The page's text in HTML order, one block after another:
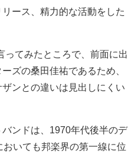
ース、精力的な活動をした
ってみたところで、前面に出
ズの桑田佳祐であるため、
ンとの違いは見出しにくい
ンドは、1970年代後半のデ
いても邦楽界の第一線に位